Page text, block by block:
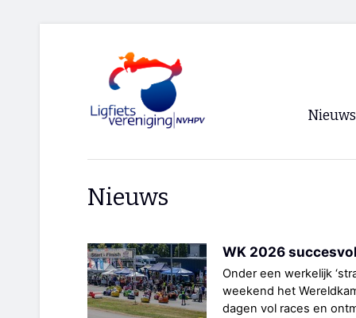
Nieuws
Nieuws
WK 2026
Onder een werkelijk
weekend het
dagen vol races en